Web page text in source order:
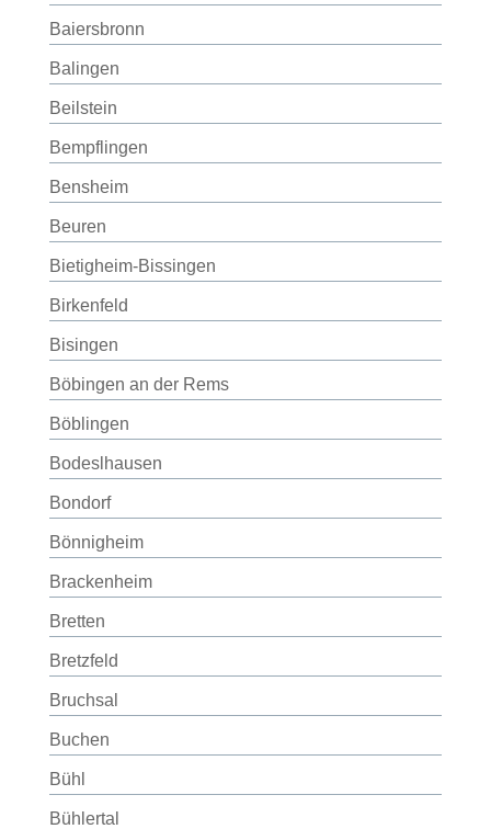
Baiersbronn
Balingen
Beilstein
Bempflingen
Bensheim
Beuren
Bietigheim-Bissingen
Birkenfeld
Bisingen
Böbingen an der Rems
Böblingen
Bodeslhausen
Bondorf
Bönnigheim
Brackenheim
Bretten
Bretzfeld
Bruchsal
Buchen
Bühl
Bühlertal